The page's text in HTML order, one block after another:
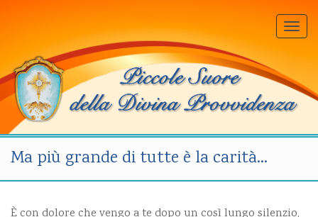
Ma più grande di tutte è la carità…